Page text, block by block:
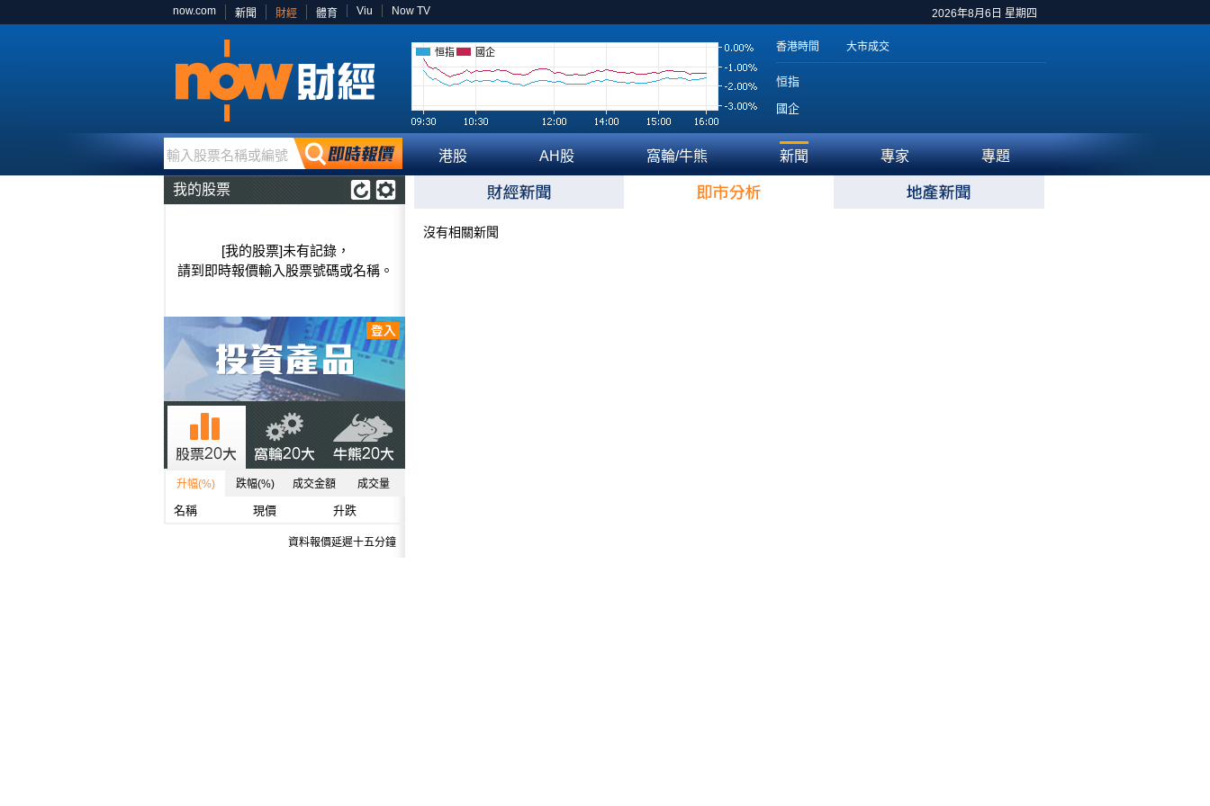
2026年8月6日 星期四
now.com 新聞 財經 體育 Viu Now TV
恒指 國企 香港時間 大市成交
恒指
國企
輸入股票名稱或編號 港股 AH股 窩輪/牛熊 新聞 專家 專題
我的股票
[我的股票]未有記錄，
請到即時報價輸入股票號碼或名稱。
升幅(%) 跌幅(%) 成交金額 成交量
名稱 現價 升跌
資料報價延遲十五分鐘
沒有相關新聞